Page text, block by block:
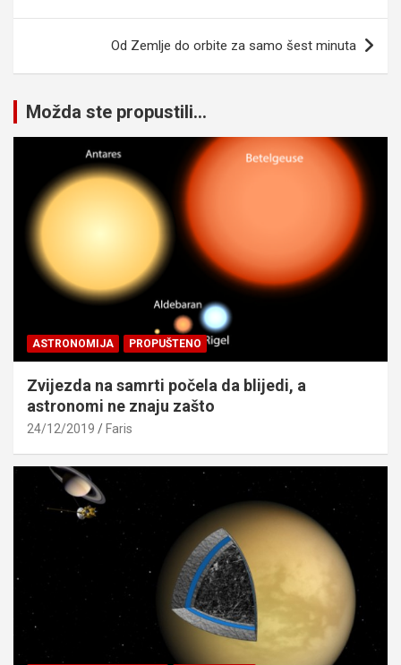
Od Zemlje do orbite za samo šest minuta
Možda ste propustili...
ASTRONOMIJA PROPUŠTENO
Zvijezda na samrti počela da blijedi, a
astronomi ne znaju zašto
24/12/2019 Faris